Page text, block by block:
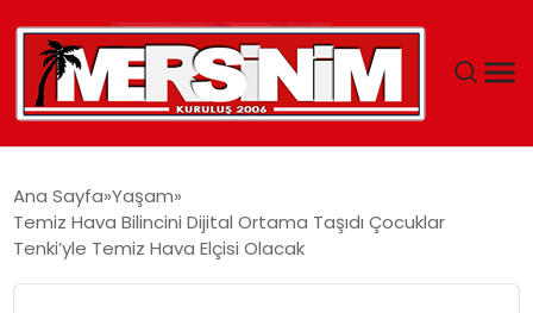
YAŞAM
Ana Sayfa Yaşam
Temiz Hava Bilincini Dijital Ortama Taşıdı Çocuklar
Tenki’yle Temiz Hava Elçisi Olacak